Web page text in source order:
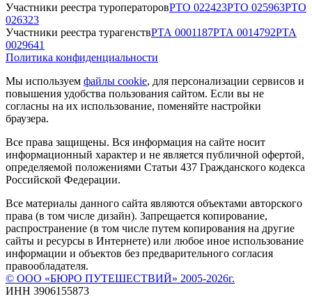
Участники реестра туроператоровРТО 022423РТО 025963РТО
026323
Участники реестра турагенствРТА 0001187РТА 0014792РТА
0029641
Политика конфиденциальности
Мы используем файлы cookie, для персонализации сервисов и
повышения удобства пользования сайтом. Если вы не
согласны на их использование, поменяйте настройки
браузера.
Все права защищены. Вся информация на сайте носит
информационный характер и не является публичной офертой,
определяемой положениями Статьи 437 Гражданского кодекса
Российской Федерации.
Все материалы данного сайта являются объектами авторского
права (в том числе дизайн). Запрещается копирование,
распространение (в том числе путем копирования на другие
сайты и ресурсы в Интернете) или любое иное использование
информации и объектов без предварительного согласия
правообладателя.
© ООО «БЮРО ПУТЕШЕСТВИЙ» 2005-2026г.
ИНН 3906155873